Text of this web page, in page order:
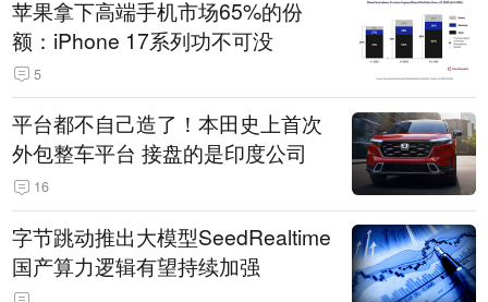
苹果拿下高端手机市场65%的份
额：iPhone 17系列功不可没
5
平台都不自己造了！本田史上首次
外包整车平台 接盘的是印度公司
16
字节跳动推出大模型SeedRealtime
国产算力逻辑有望持续加强